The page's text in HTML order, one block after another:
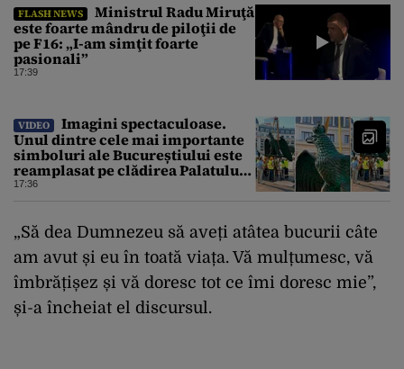
FLASH NEWS
Ministrul Radu Miruţă
este foarte mândru de piloţii de
pe F16: „I-am simţit foarte
pasionali”
17:39
VIDEO
Imagini spectaculoase.
Unul dintre cele mai importante
simboluri ale Bucureștiului este
reamplasat pe clădirea Palatului
Universității
17:36
„Să dea Dumnezeu să aveți atâtea bucurii câte
am avut și eu în toată viața. Vă mulțumesc, vă
îmbrățișez și vă doresc tot ce îmi doresc mie”,
și-a încheiat el discursul.